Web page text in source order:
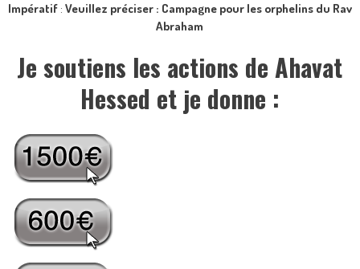
Impératif: Veuillez préciser : Campagne pour les orphelins du Rav
Abraham
Je soutiens les actions de Ahavat
Hessed et je donne :